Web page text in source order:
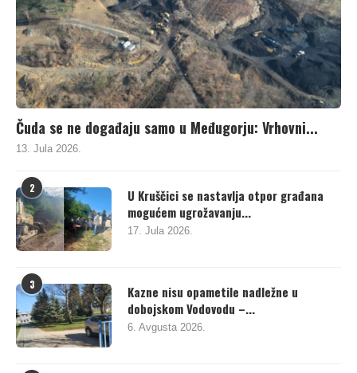
Čuda se ne događaju samo u Međugorju: Vrhovni...
13. Jula 2026.
2
U Kruščici se nastavlja otpor građana
mogućem ugrožavanju...
17. Jula 2026.
3
Kazne nisu opametile nadležne u
dobojskom Vodovodu –...
6. Avgusta 2026.